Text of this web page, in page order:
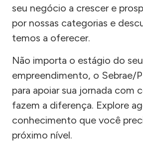
seu negócio a crescer e
por nossas categorias e
temos a oferecer.
Não importa o estágio do seu
empreendimento, o Sebrae/
para apoiar sua jornada com
fazem a diferença. Explore
conhecimento que você
próximo nível.